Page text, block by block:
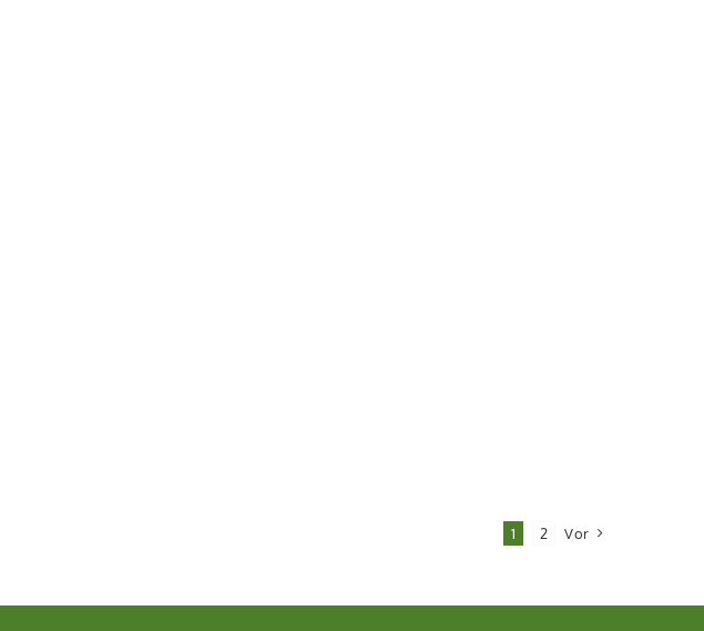
1 2 Vor